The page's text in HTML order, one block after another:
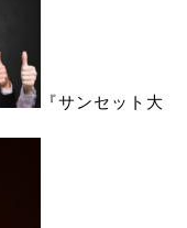
『サンセット大